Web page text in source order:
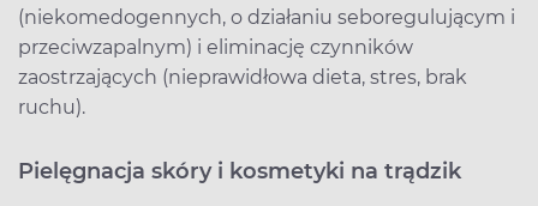
(niekomedogennych, o działaniu seboregulującym i
przeciwzapalnym) i eliminację czynników
zaostrzających (nieprawidłowa dieta, stres, brak
ruchu).
Pielęgnacja skóry i kosmetyki na trądzik